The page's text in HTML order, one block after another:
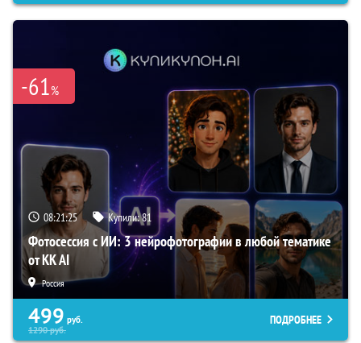
-61%
08:21:23 Купили:81
Фотосессия с ИИ: 3 нейрофотографии в любой тематике
от KK AI
Россия
499 руб.
1290руб.
ПОДРОБНЕЕ